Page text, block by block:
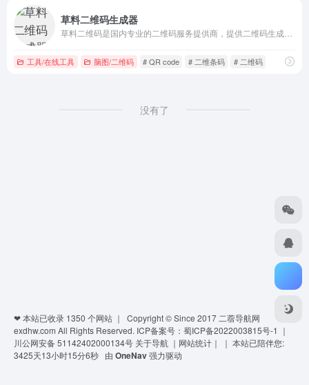
草料二维码生成器
工具/在线工具 脑图/二维码 # QR code # 二维条码 # 二维码
没有了
❤ 本站已收录 1350 个网站 ｜ Copyright © Since 2017 二蓿导航网
exdhw.com All Rights Reserved. ICP备案号：蜀ICP备2022003815号-1 ｜
川公网安备 51142402000134号 关于导航 ｜ 网站统计 ｜ ｜ 本站已陪伴您:
3425天13小时15分6秒 由 OneNav强力驱动